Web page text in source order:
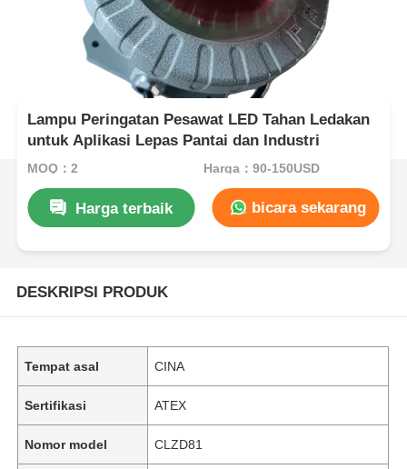
Lampu Peringatan Pesawat LED Tahan Ledakan
untuk Aplikasi Lepas Pantai dan Industri
MOQ：2 Harga：90-150USD
Harga terbaik bicara sekarang
DESKRIPSI PRODUK
Tempat asal CINA
Sertifikasi ATEX
Nomor model CLZD81